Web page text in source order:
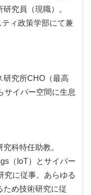
究員（現職）。
ィ政策学部にて兼
究所CHO（最高
サイバー空間に生息
科特任助教。
（IoT）とサイバー
究に従事。あらゆる
ため技術研究に従